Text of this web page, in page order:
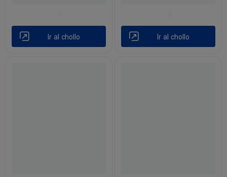
Ir al chollo Ir al chollo